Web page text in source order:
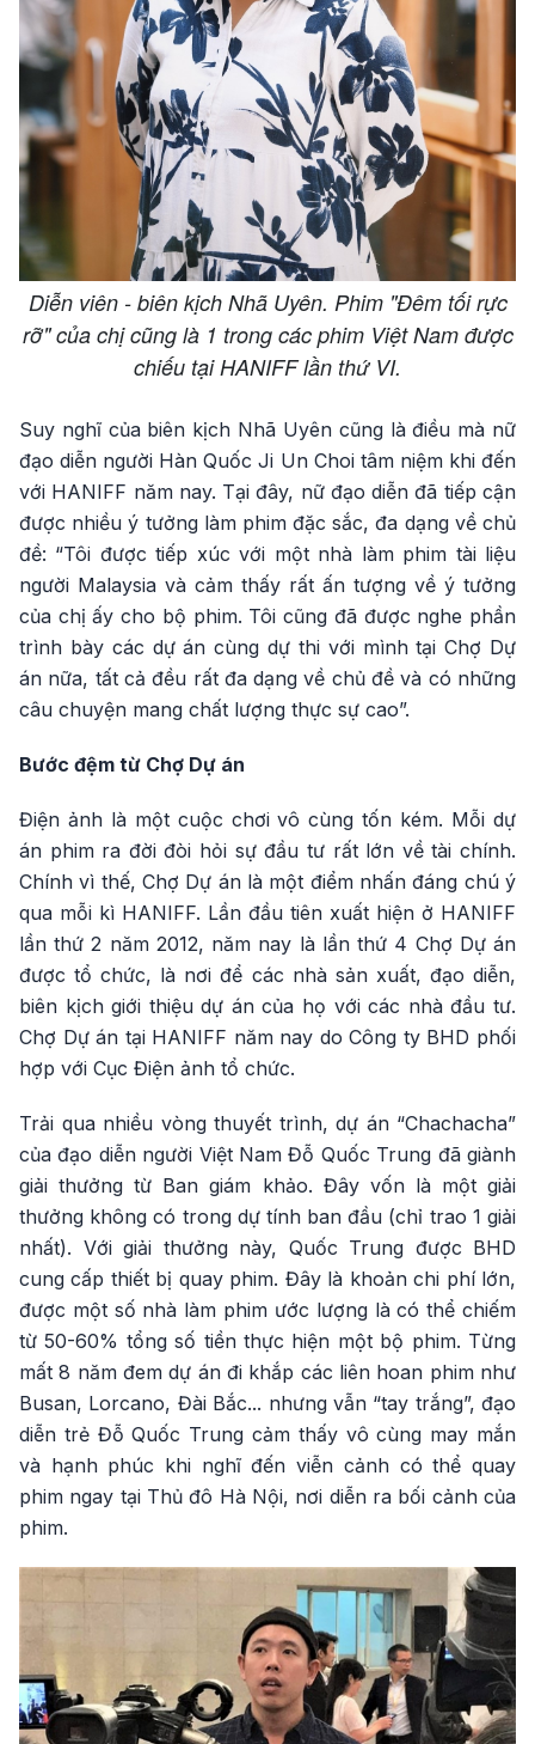
Diễn viên - biên kịch Nhã Uyên. Phim "Đêm tối rực
rỡ" của chị cũng là 1 trong các phim Việt Nam được
chiếu tại HANIFF lần thứ VI.
Suy nghĩ của biên kịch Nhã Uyên cũng là điều mà nữ
đạo diễn người Hàn Quốc Ji Un Choi tâm niệm khi đến
với HANIFF năm nay. Tại đây, nữ đạo diễn đã tiếp cận
được nhiều ý tưởng làm phim đặc sắc, đa dạng về chủ
đề: “Tôi được tiếp xúc với một nhà làm phim tài liệu
người Malaysia và cảm thấy rất ấn tượng về ý tưởng
của chị ấy cho bộ phim. Tôi cũng đã được nghe phần
trình bày các dự án cùng dự thi với mình tại Chợ Dự
án nữa, tất cả đều rất đa dạng về chủ đề và có những
câu chuyện mang chất lượng thực sự cao”.
Bước đệm từ Chợ Dự án
Điện ảnh là một cuộc chơi vô cùng tốn kém. Mỗi dự
án phim ra đời đòi hỏi sự đầu tư rất lớn về tài chính.
Chính vì thế, Chợ Dự án là một điểm nhấn đáng chú ý
qua mỗi kì HANIFF. Lần đầu tiên xuất hiện ở HANIFF
lần thứ 2 năm 2012, năm nay là lần thứ 4 Chợ Dự án
được tổ chức, là nơi để các nhà sản xuất, đạo diễn,
biên kịch giới thiệu dự án của họ với các nhà đầu tư.
Chợ Dự án tại HANIFF năm nay do Công ty BHD phối
hợp với Cục Điện ảnh tổ chức.
Trải qua nhiều vòng thuyết trình, dự án “Chachacha”
của đạo diễn người Việt Nam Đỗ Quốc Trung đã giành
giải thưởng từ Ban giám khảo. Đây vốn là một giải
thưởng không có trong dự tính ban đầu (chỉ trao 1 giải
nhất). Với giải thưởng này, Quốc Trung được BHD
cung cấp thiết bị quay phim. Đây là khoản chi phí lớn,
được một số nhà làm phim ước lượng là có thể chiếm
từ 50-60% tổng số tiền thực hiện một bộ phim. Từng
mất 8 năm đem dự án đi khắp các liên hoan phim như
Busan, Lorcano, Đài Bắc... nhưng vẫn “tay trắng”, đạo
diễn trẻ Đỗ Quốc Trung cảm thấy vô cùng may mắn
và hạnh phúc khi nghĩ đến viễn cảnh có thể quay
phim ngay tại Thủ đô Hà Nội, nơi diễn ra bối cảnh của
phim.